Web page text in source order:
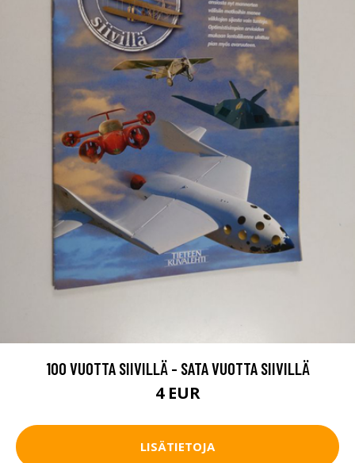
100 VUOTTA SIIVILLÄ - SATA VUOTTA SIIVILLÄ
4 EUR
LISÄTIETOJA